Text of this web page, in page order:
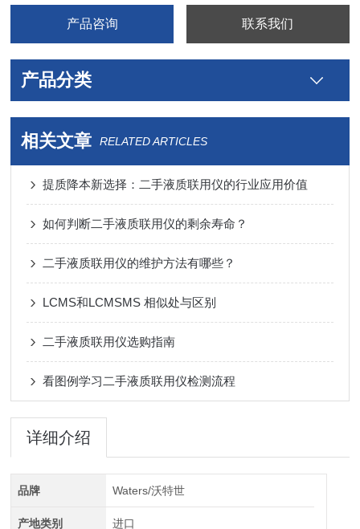
产品咨询 联系我们
产品分类
相关文章 RELATED ARTICLES
提质降本新选择：二手液质联用仪的行业应用价值
如何判断二手液质联用仪的剩余寿命？
二手液质联用仪的维护方法有哪些？
LCMS和LCMSMS 相似处与区别
二手液质联用仪选购指南
看图例学习二手液质联用仪检测流程
详细介绍
品牌 Waters/沃特世
产地类别 进口